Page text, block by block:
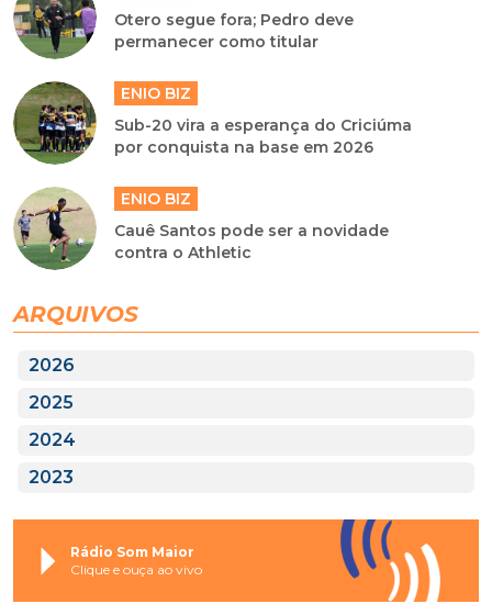
Otero segue fora; Pedro deve
permanecer como titular
ENIO BIZ
Sub-20 vira a esperança do Criciúma
por conquista na base em 2026
ENIO BIZ
Cauê Santos pode ser a novidade
contra o Athletic
ARQUIVOS
2026
2025
2024
2023
Rádio Som Maior
Clique e ouça ao vivo